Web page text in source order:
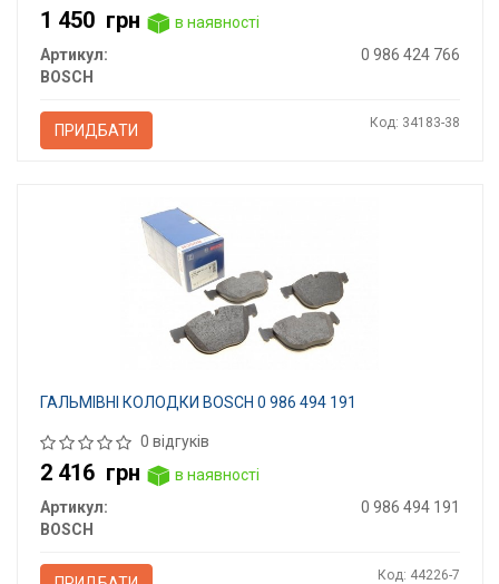
1 450 грн
в наявності
Артикул:
0 986 424 766
BOSCH
ПРИДБАТИ Код: 34183-38
ГАЛЬМІВНІ КОЛОДКИ BOSCH 0 986 494 191
0 відгуків
2 416 грн
в наявності
Артикул:
0 986 494 191
BOSCH
Код: 44226-7